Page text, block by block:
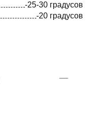
-25-30 градусов
-20 градусов